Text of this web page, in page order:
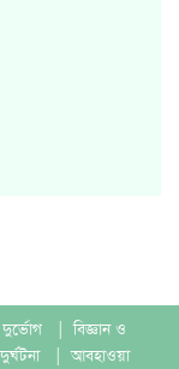
দুর্ভোগ
বিজ্ঞান ও
দুর্ঘটনা
আবহাওয়া